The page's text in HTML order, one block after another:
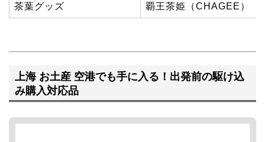
茶葉グッズ 覇王茶姫（CHAGEE）
上海 お土産 空港でも手に入る！出発前の駆け込
み購入対応品